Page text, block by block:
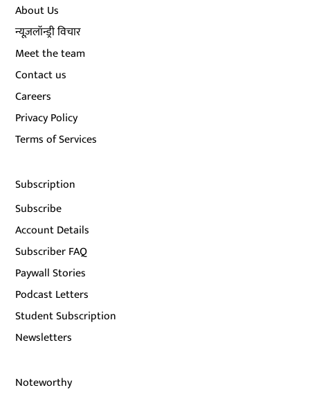
About Us
न्यूज़लॉन्ड्री विचार
Meet the team
Contact us
Careers
Privacy Policy
Terms of Services
Subscription
Subscribe
Account Details
Subscriber FAQ
Paywall Stories
Podcast Letters
Student Subscription
Newsletters
Noteworthy